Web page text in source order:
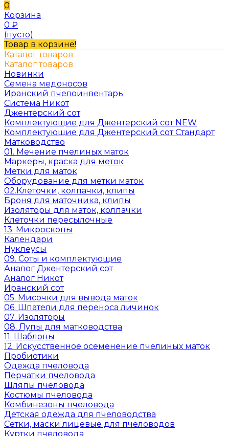
0
Корзина
0 ₽
(пусто)
Товар в корзине!
Каталог товаров
Каталог товаров
Новинки
Семена медоносов
Иранский пчелоинвентарь
Система Никот
Джентерский сот
Комплектующие для Джентерский сот NEW
Комплектующие для Джентерский сот Стандарт
Матководство
01. Мечение пчелиных маток
Маркеры, краска для меток
Метки для маток
Оборудование для метки маток
02.Клеточки, колпачки, клипы
Броня для маточника, клипы
Изоляторы для маток, колпачки
Клеточки пересылочные
13. Микроскопы
Календари
Нуклеусы
09. Соты и комплектующие
Аналог Джентерский сот
Аналог Никот
Иранский сот
05. Мисочки для вывода маток
06. Шпатели для переноса личинок
07. Изоляторы
08. Лупы для матководства
11. Шаблоны
12. Искусственное осеменение пчелиных маток
Пробиотики
Одежда пчеловода
Перчатки пчеловода
Шляпы пчеловода
Костюмы пчеловода
Комбинезоны пчеловода
Детская одежда для пчеловодства
Сетки, маски лицевые для пчеловодов
Куртки пчеловода